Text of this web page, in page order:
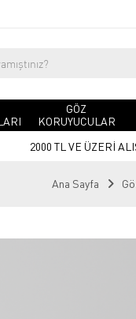
GÖZ
KORUYUCULAR
2000 TL VE ÜZERİ
Ana Sayfa